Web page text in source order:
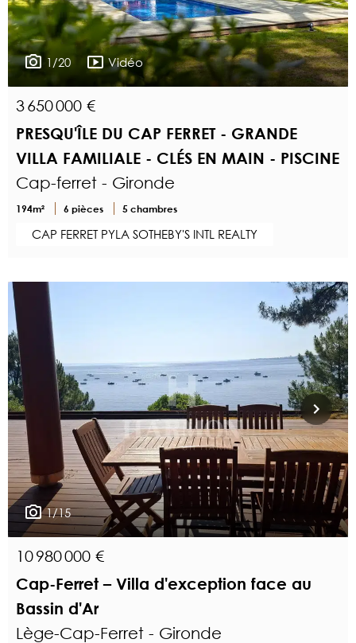
1/20 Vidéo
3 650 000 €
PRESQU'ÎLE DU CAP FERRET - GRANDE
VILLA FAMILIALE - CLÉS EN MAIN - PISCINE
Cap-ferret - Gironde
194m² 6 pièces 5 chambres
CAP FERRET PYLA SOTHEBY'S INTL REALTY
1/15
10 980 000 €
Cap-Ferret – Villa d'exception face au
Bassin d'Ar
Lège-Cap-Ferret - Gironde